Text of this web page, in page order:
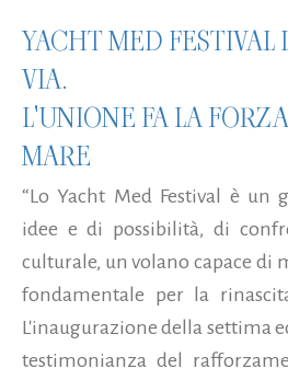
YACHT MED FESTIVAL
VIA.
L'UNIONE FA LA
MARE
“Lo Yacht Med Festival è un
idee e di possibilità, di
culturale, un volano capace di
fondamentale per la
L'inaugurazione della settima
testimonianza del